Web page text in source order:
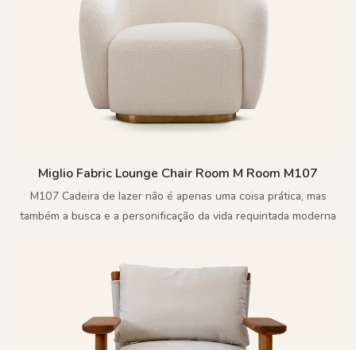
Miglio Fabric Lounge Chair Room M Room M107
M107 Cadeira de lazer não é apenas uma coisa prática, mas
também a busca e a personificação da vida requintada moderna